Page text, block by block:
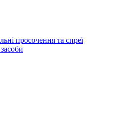
просочення та спреї